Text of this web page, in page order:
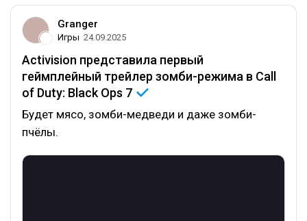
Granger
Игры 24.09.2025
Activision представила первый
геймплейный трейлер зомби-режима в Call
of Duty: Black Ops 7
Будет мясо, зомби-медведи и даже зомби-
пчёлы.